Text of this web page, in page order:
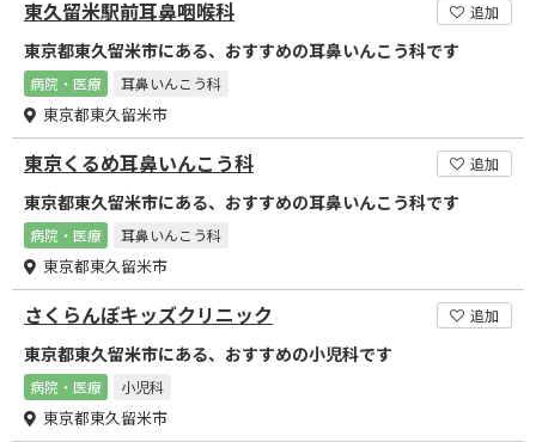
東久留米駅前耳鼻咽喉科 追加
東京都東久留米市にある、おすすめの耳鼻いんこう科です
病院・医療 耳鼻いんこう科
東京都東久留米市
東京くるめ耳鼻いんこう科 追加
東京都東久留米市にある、おすすめの耳鼻いんこう科です
病院・医療 耳鼻いんこう科
東京都東久留米市
さくらんぼキッズクリニック 追加
東京都東久留米市にある、おすすめの小児科です
病院・医療 小児科
東京都東久留米市